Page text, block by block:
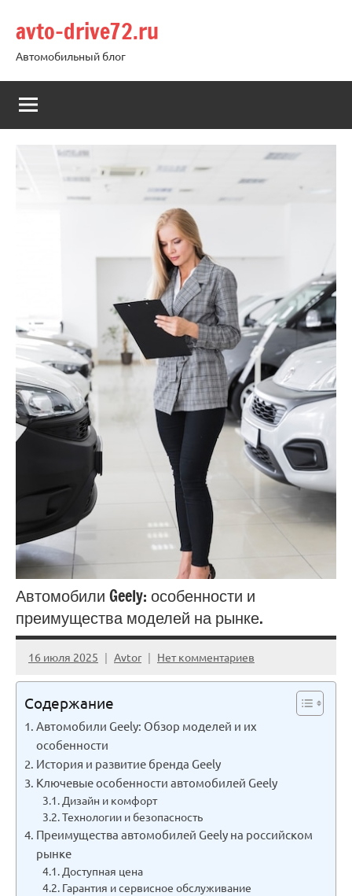
содержимому
avto-drive72.ru
Автомобильный блог
Автомобили Geely: особенности и
преимущества моделей на рынке.
16 июля 2025 Avtor Нет комментариев
Содержание
Автомобили Geely: Обзор моделей и их
особенности
История и развитие бренда Geely
Ключевые особенности автомобилей Geely
Дизайн и комфорт
Технологии и безопасность
Преимущества автомобилей Geely на российском
рынке
Доступная цена
Гарантия и сервисное обслуживание